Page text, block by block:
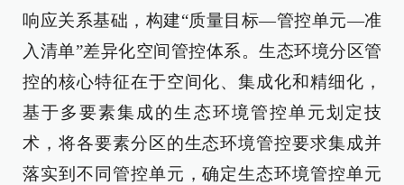
响应关系基础，构建“质量目标—管控单元—准
入清单”差异化空间管控体系。生态环境分区管
控的核心特征在于空间化、集成化和精细化，
基于多要素集成的生态环境管控单元划定技
术，将各要素分区的生态环境管控要求集成并
落实到不同管控单元，确定生态环境管控单元